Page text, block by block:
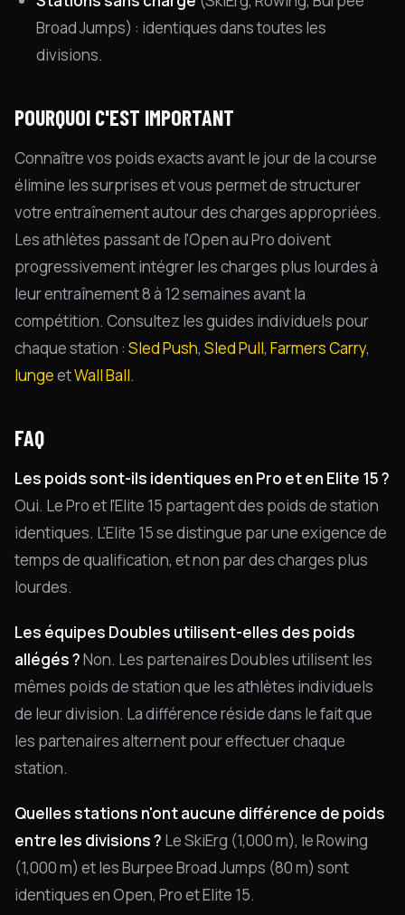
Broad Jumps) : identiques dans toutes les
divisions.
POURQUOI C'EST IMPORTANT
Connaître vos poids exacts avant le jour de la course
élimine les surprises et vous permet de structurer
votre entraînement autour des charges appropriées.
Les athlètes passant de l'Open au Pro doivent
progressivement intégrer les charges plus lourdes à
leur entraînement 8 à 12 semaines avant la
compétition. Consultez les guides individuels pour
chaque station : Sled Push, Sled Pull, Farmers Carry,
lungeetWall Ball.
FAQ
Les poids sont-ils identiques en Pro et en Elite 15 ?
Oui. Le Pro et l'Elite 15 partagent des poids de station
identiques. L'Elite 15 se distingue par une exigence de
temps de qualification, et non par des charges plus
lourdes.
Les équipes Doubles utilisent-elles des poids
allégés ?Non. Les partenaires Doubles utilisent les
mêmes poids de station que les athlètes individuels
de leur division. La différence réside dans le fait que
les partenaires alternent pour effectuer chaque
station.
Quelles stations n'ont aucune différence de poids
entre les divisions ? Le SkiErg (1,000 m), le Rowing
(1,000 m) et les Burpee Broad Jumps (80 m) sont
identiques en Open, Pro et Elite 15.